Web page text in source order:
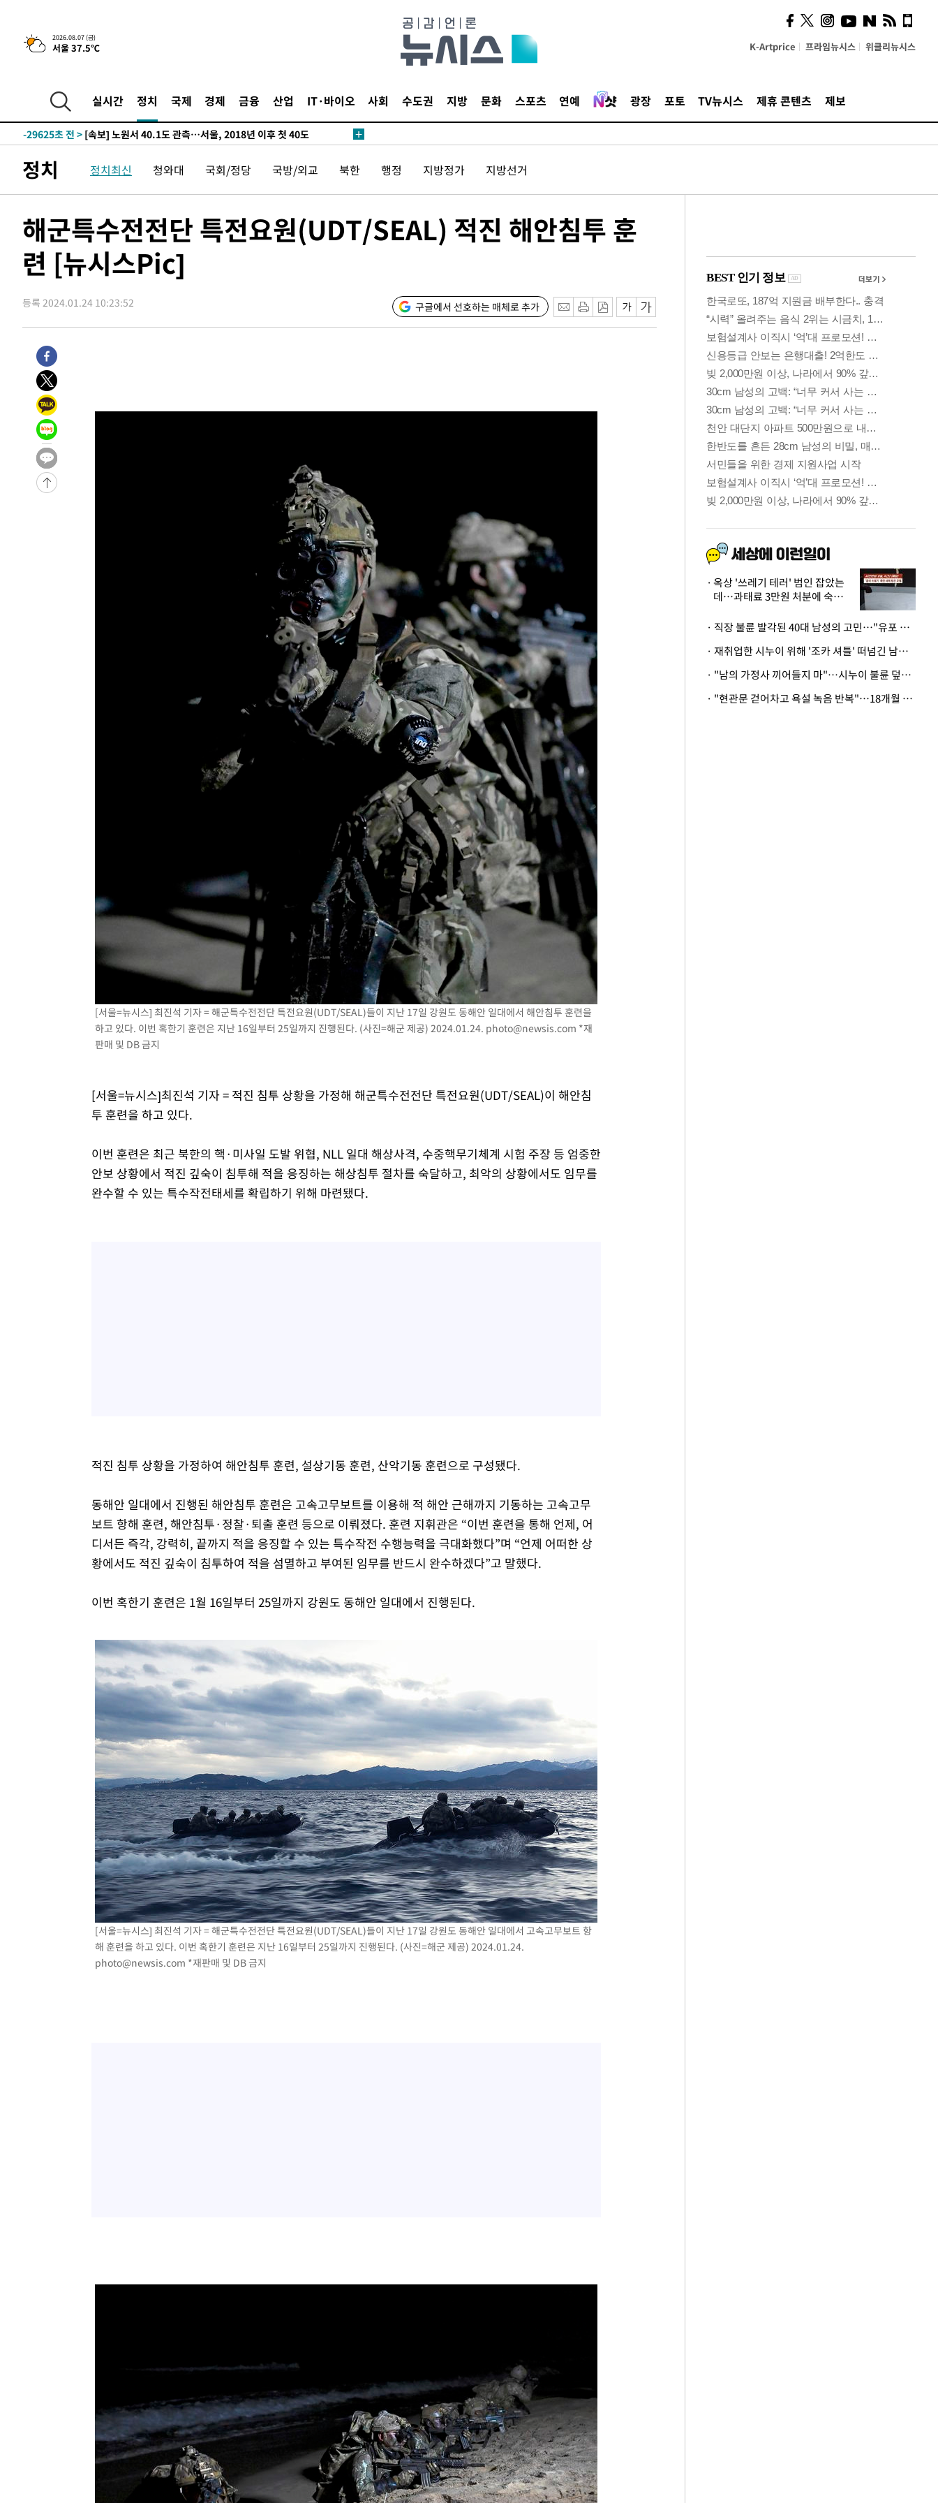
2026.08.07 (금)
서울 37.5℃ K-Artprice 프라임뉴시스 위클리뉴시스
실시간 정치 국제 경제 금융 산업 IT·바이오 사회 수도권 지방 문화 스포츠 연예 광장 포토 TV뉴시스 제휴 콘텐츠 제보
-30816초 전 >여자배구 이재영·이다영 자매, 아제르바이잔 투란VC 입단
-30069초 전 >외국인 심판 성 접대 7경기 들여다보니…한국 축구 '5승 2무'
-29756초 전 >
-29736초 전 >
[속보]원·달러 환율, 7.7원 내린 1416.1원 마감
-29625초 전 > [속보] 노원서 40.1도 관측…서울, 2018년 이후 첫 40도
-25588초 전 >
외신들도 주목한 韓축구 파문…"국민적 공분에 수사 재개"
병태 후임
-20939초 전 >[속보]국힘 윤리위, '돌려차기 발언' 진종오·서범수 징계 절차 개시
-16264초 전 >
[속보] 7월 중국 수출 23.9%↑ 수입 27.5%↑…무역총액
25.3%↑
-13424초 전 >[속보]'채상병 순직 책임' 임성근, 항소심도 징역 3년
-9890초 전 >민주 콩고 에볼라환자 4천명 돌파, 4053명 발생 1850명 사망
-9140초 전 >[속보]'300억원대 사기 혐의' 차가원 대표 구속 송치
-8334초 전 >
-6847초 전 >
-6728초 전 >
압수수색
-6483초 전 >
-30816초 전 >
-30069초 전 >
-29803초 전 >
-29756초 전 >
[속보]코스피, 6200선 약보합…0.60% 내린 6258.77에 마쳐
[속보]원·달러 환율, 7.7원 내린 1416.1원 마감
[속보] 노원서 40.1도 관측…서울, 2018년 이후 첫 40도
[속보]종합특검, '계엄 수용공간 확보' 신용해 前교정본부장 기소
외신들도 주목한 韓축구 파문…"국민적 공분에 수사 재개"
11시간 압수수색에 성접대 파문까지…'쑥대밭' 된 축구협회
[속보]규제합리화위원회 부위원장에 김태유 서울대 공대 교수…이
[속보]국힘 윤리위, '돌려차기 발언' 진종오·서범수 징계 절차 개시
[속보] 7월 중국 수출 23.9%↑ 수입 27.5%↑…무역총액
[속보]'채상병 순직 책임' 임성근, 항소심도 징역 3년
[속보]종합특검, '관저이전 봐주기 감사' 유병호 구속기소
민주 콩고 에볼라환자 4천명 돌파, 4053명 발생 1850명 사망
[속보]'300억원대 사기 혐의' 차가원 대표 구속 송치
"미 전국적 살모네라 식중독 원인은 멕시코산 할라피뇨"-- CDC
[속보]경찰·노동부, HL만도 평택사업장 끼임 사망 관련 압수수색
[속보]합수본, '투표율 허위 입력' 중앙·서울·경기도 선관위 등 9곳
[속보]원·달러 환율, 오전 9시 1423.8원
정치 정치최신 청와대 국회/정당 국방/외교 북한 행정 지방정가 지방선거
해군특수전전단 특전요원(UDT/SEAL) 적진 해안침투 훈
련 [뉴시스Pic]
등록 2024.01.24 10:23:52 구글에서 선호하는 매체로 추가
[서울=뉴시스] 최진석 기자 = 해군특수전전단 특전요원(UDT/SEAL)들이 지난 17일 강원도 동해안 일대에서 해안침투 훈련을
하고 있다. 이번 혹한기 훈련은 지난 16일부터 25일까지 진행된다. (사진=해군 제공) 2024.01.24. photo@newsis.com *재
판매 및 DB 금지
[서울=뉴시스]최진석 기자 = 적진 침투 상황을 가정해 해군특수전전단 특전요원(UDT/SEAL)이 해안침
투 훈련을 하고 있다.
이번 훈련은 최근 북한의 핵·미사일 도발 위협, NLL 일대 해상사격, 수중핵무기체계 시험 주장 등 엄중한
안보 상황에서 적진 깊숙이 침투해 적을 응징하는 해상침투 절차를 숙달하고, 최악의 상황에서도 임무를
완수할 수 있는 특수작전태세를 확립하기 위해 마련됐다.
적진 침투 상황을 가정하여 해안침투 훈련, 설상기동 훈련, 산악기동 훈련으로 구성됐다.
동해안 일대에서 진행된 해안침투 훈련은 고속고무보트를 이용해 적 해안 근해까지 기동하는 고속고무
보트 항해 훈련, 해안침투·정찰·퇴출 훈련 등으로 이뤄졌다. 훈련 지휘관은 “이번 훈련을 통해 언제, 어
디서든 즉각, 강력히, 끝까지 적을 응징할 수 있는 특수작전 수행능력을 극대화했다”며 “언제 어떠한 상
황에서도 적진 깊숙이 침투하여 적을 섬멸하고 부여된 임무를 반드시 완수하겠다”고 말했다.
이번 혹한기 훈련은 1월 16일부터 25일까지 강원도 동해안 일대에서 진행된다.
[서울=뉴시스] 최진석 기자 = 해군특수전전단 특전요원(UDT/SEAL)들이 지난 17일 강원도 동해안 일대에서 고속고무보트 항
해 훈련을 하고 있다. 이번 혹한기 훈련은 지난 16일부터 25일까지 진행된다. (사진=해군 제공) 2024.01.24.
photo@newsis.com *재판매 및 DB 금지
시, 스마트폰 액세서리에
NFC 더했다
옥상 '쓰레기 테러' 범인 잡았는
데…과태료 3만원 처분에 숙박업
· 직장 불륜 발각된 40대 남성의 고민…"유포 동료 명예훼손·협박죄 고소 가능할까"
· 재취업한 시누이 위해 '조카 셔틀' 떠넘긴 남편…아내 "난 못한다"
· "남의 가정사 끼어들지 마"…시누이 불륜 덮으려는 남편에 억울한 아내
· "현관문 걷어차고 욕설 녹음 반복"…18개월 아기 키우는 집 뒤흔든 '앞집의 비극'